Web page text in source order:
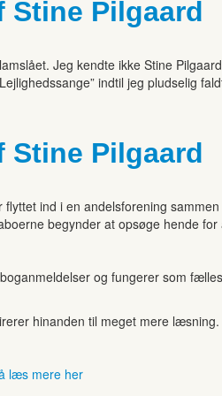
Stine Pilgaard
Jeg kendte ikke Stine
indtil jeg pludselig
Stine Pilgaard
ind i en andelsforening
begynder at opsøge hende
og fungerer som
hinanden til meget mere læsning.
læs mere her